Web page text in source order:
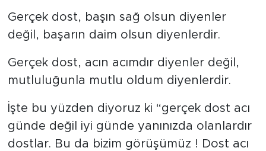
Gerçek dost, başın sağ olsun diyenler
değil, başarın daim olsun diyenlerdir.
Gerçek dost, acın acımdır diyenler değil,
mutluluğunla mutlu oldum diyenlerdir.
İşte bu yüzden diyoruz ki “gerçek dost acı
günde değil iyi günde yanınızda olanlardır
dostlar. Bu da bizim görüşümüz ! Dost acı